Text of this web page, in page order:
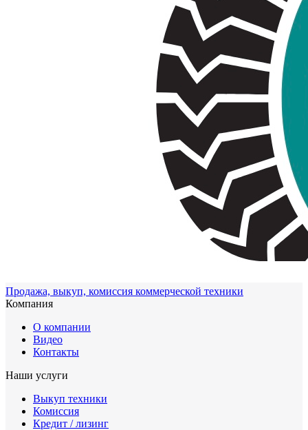
Продажа, выкуп, комиссия коммерческой техники
Компания
О компании
Видео
Контакты
Наши услуги
Выкуп техники
Комиссия
Кредит / лизинг